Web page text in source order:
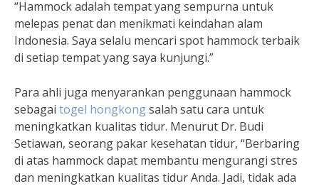
“Hammock adalah tempat yang sempurna untuk
melepas penat dan menikmati keindahan alam
Indonesia. Saya selalu mencari spot hammock terbaik
di setiap tempat yang saya kunjungi.”
Para ahli juga menyarankan penggunaan hammock
sebagai togel hongkongsalah satu cara untuk
meningkatkan kualitas tidur. Menurut Dr. Budi
Setiawan, seorang pakar kesehatan tidur, “Berbaring
di atas hammock dapat membantu mengurangi stres
dan meningkatkan kualitas tidur Anda. Jadi, tidak ada